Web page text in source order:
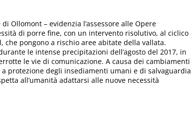
Ollomont – evidenzia l’assessore alle Opere
di porre fine, con un intervento risolutivo, al ciclico
pongono a rischio aree abitate della vallata.
le intense precipitazioni dell’agosto del 2017, in
le vie di comunicazione. A causa dei cambiamenti
protezione degli insediamenti umani e di salvaguardia
all’umanità adattarsi alle nuove necessità